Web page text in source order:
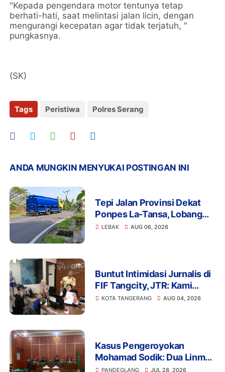
"Kepada pengendara motor tentunya tetap
berhati-hati, saat melintasi jalan licin, dengan
mengurangi kecepatan agar tidak terjatuh, "
pungkasnya.
(SK)
Tags Peristiwa Polres Serang
ANDA MUNGKIN MENYUKAI POSTINGAN INI
Tepi Jalan Provinsi Dekat
Ponpes La-Tansa, Lobang
Pengambilan Air Ancam
LEBAK AUG 06, 2026
Buntut Intimidasi Jurnalis di
FIF Tangcity, JTR: Kami
Tidak Akan Tinggal Diam!
KOTA TANGERANG AUG 04, 2026
Kasus Pengeroyokan
Mohamad Sodik: Dua Linmas
Pandeglang Diganjar 5 Bulan
PANDEGLANG JUL 28, 2026